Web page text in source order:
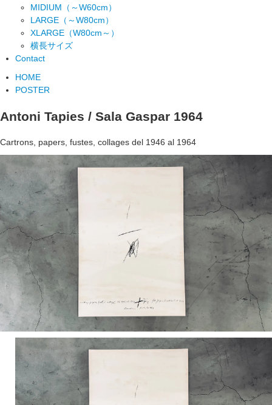
MIDIUM（～W60cm）
LARGE（～W80cm）
XLARGE（W80cm～）
横長サイズ
Contact
HOME
POSTER
Antoni Tapies / Sala Gaspar 1964
Cartrons, papers, fustes, collages del 1946 al 1964